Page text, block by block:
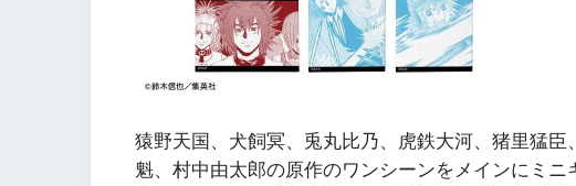
猿野天国、犬飼冥、兎丸比乃、虎鉄大河、猪里猛
魁、村中由太郎の原作のワンシーンをメインにミニ